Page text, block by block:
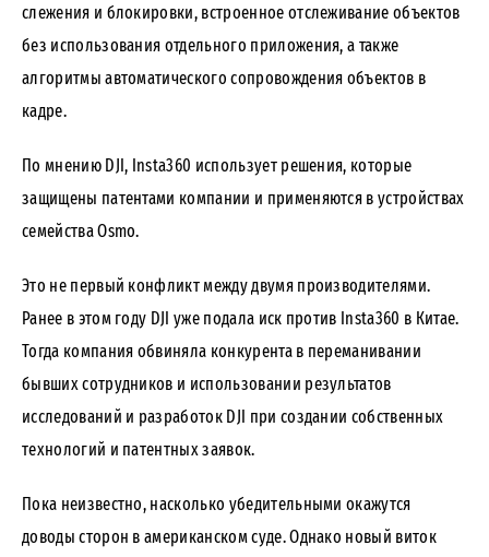
слежения и блокировки, встроенное отслеживание объектов
без использования отдельного приложения, а также
алгоритмы автоматического сопровождения объектов в
кадре.
По мнению DJI, Insta360 использует решения, которые
защищены патентами компании и применяются в устройствах
семейства Osmo.
Это не первый конфликт между двумя производителями.
Ранее в этом году DJI уже подала иск против Insta360 в Китае.
Тогда компания обвиняла конкурента в переманивании
бывших сотрудников и использовании результатов
исследований и разработок DJI при создании собственных
технологий и патентных заявок.
Пока неизвестно, насколько убедительными окажутся
доводы сторон в американском суде. Однако новый виток